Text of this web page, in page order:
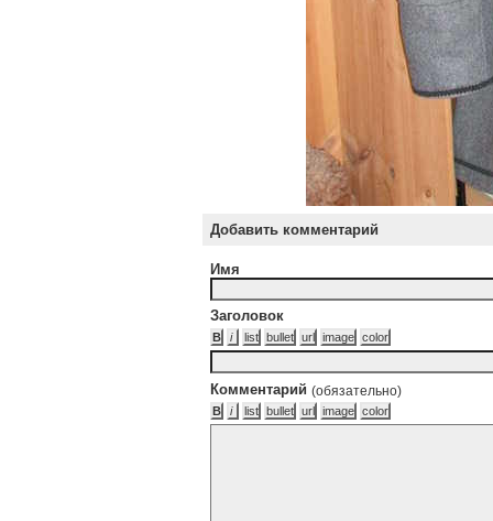
Добавить комментарий
Имя
Заголовок
Комментарий (обязательно)